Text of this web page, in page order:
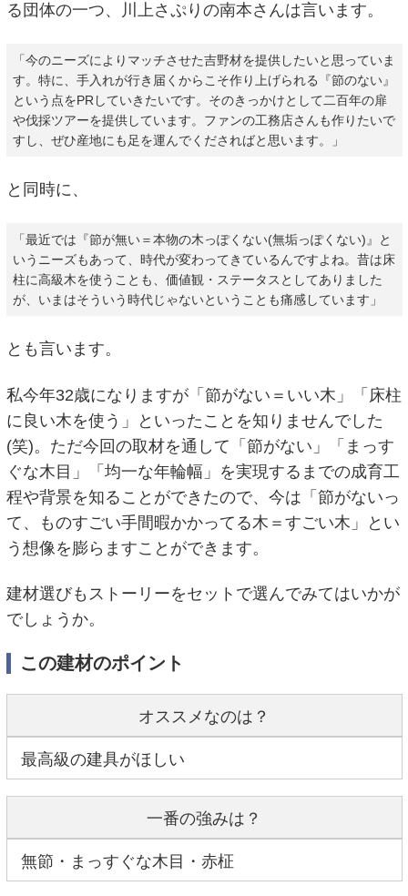
る団体の一つ、川上さぷりの南本さんは言います。
「今のニーズによりマッチさせた吉野材を提供したいと思っていま
す。特に、手入れが行き届くからこそ作り上げられる『節のない』
という点をPRしていきたいです。そのきっかけとして二百年の扉
や伐採ツアーを提供しています。ファンの工務店さんも作りたいで
すし、ぜひ産地にも足を運んでくださればと思います。」
と同時に、
「最近では『節が無い＝本物の木っぽくない(無垢っぽくない)』と
いうニーズもあって、時代が変わってきているんですよね。昔は床
柱に高級木を使うことも、価値観・ステータスとしてありました
が、いまはそういう時代じゃないということも痛感しています」
とも言います。
私今年32歳になりますが「節がない＝いい木」「床柱
に良い木を使う」といったことを知りませんでした
(笑)。ただ今回の取材を通して「節がない」「まっす
ぐな木目」「均一な年輪幅」を実現するまでの成育工
程や背景を知ることができたので、今は「節がないっ
て、ものすごい手間暇かかってる木＝すごい木」とい
う想像を膨らますことができます。
建材選びもストーリーをセットで選んでみてはいかが
でしょうか。
この建材のポイント
オススメなのは？
最高級の建具がほしい
一番の強みは？
無節・まっすぐな木目・赤柾